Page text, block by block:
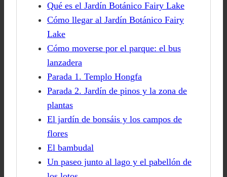
Qué es el Jardín Botánico Fairy Lake
Cómo llegar al Jardín Botánico Fairy
Lake
Cómo moverse por el parque: el bus
lanzadera
Parada 1. Templo Hongfa
Parada 2. Jardín de pinos y la zona de
plantas
El jardín de bonsáis y los campos de
flores
El bambudal
Un paseo junto al lago y el pabellón de